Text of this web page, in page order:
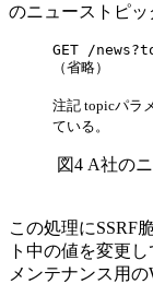
のニューストピッ
GET /
（省略）
注記 topicパラ
ている。
図4 A社の
この処理にSSRF
ト中の値を変更し
メンテナンス用